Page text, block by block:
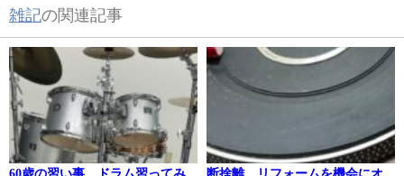
雑記の関連記事
60歳の習い事 ドラム習ってみ
断捨離 リフォームを機会にオ